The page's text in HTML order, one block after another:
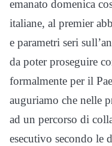
emanato domenica
italiane, al premier
e parametri seri
da poter proseguire
formalmente per il
auguriamo che nelle
ad un percorso di
esecutivo secondo le